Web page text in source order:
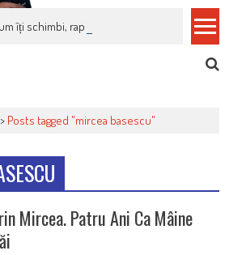
îți schimbi, rapid, gratuit și eficient,
Posts tagged "mircea basescu"
Mircea. Patru Ani Ca Mâine